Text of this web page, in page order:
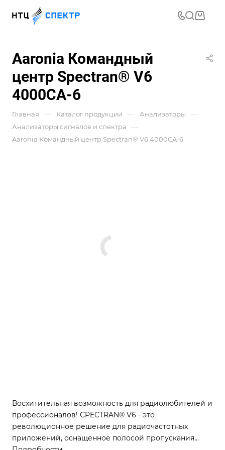
Aaronia Командный
центр Spectran® V6
4000CA-6
Главная — Каталог продукции — Анализаторы —
Анализаторы сигналов и спектра —
Aaronia Командный центр Spectran® V6 4000CA-6
Восхитительная возможность для радиолюбителей и
профессионалов! СPECTRAN® V6 - это
революционное решение для радиочастотных
приложений, оснащенное полосой пропускания